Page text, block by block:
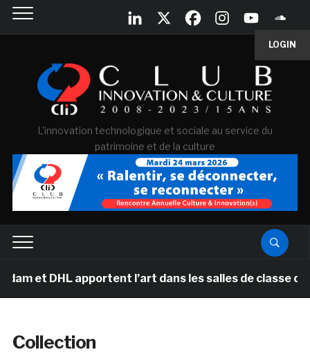
LOGIN
L'innovation technologique et sociale au service du
patrimoine et de la culture
apportent l’art dans les salles de classe des écoles
Collection